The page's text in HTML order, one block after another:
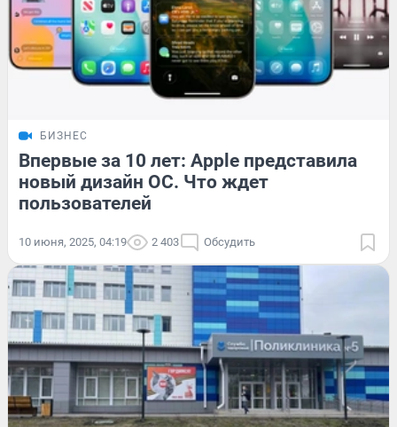
БИЗНЕС
Впервые за 10 лет: Apple представила
новый дизайн ОС. Что ждет
пользователей
10 июня, 2025, 04:19 2 403 Обсудить